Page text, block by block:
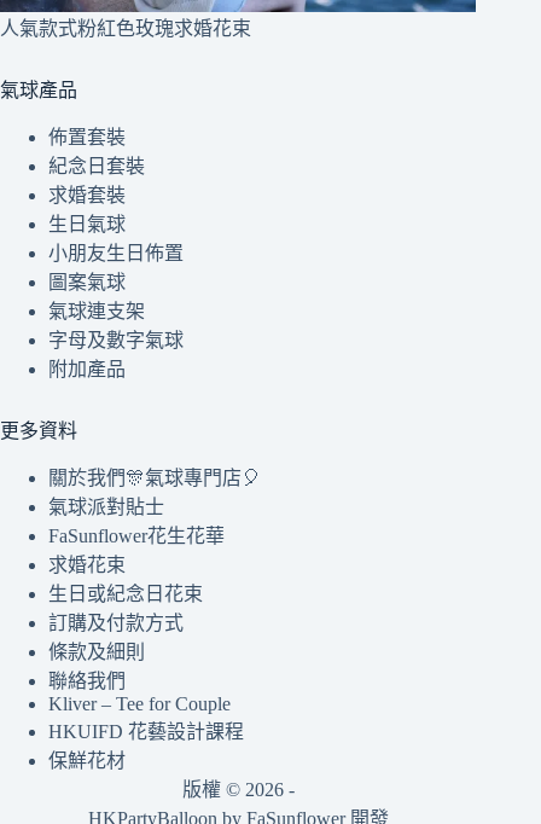
人氣款式粉紅色玫瑰求婚花束
氣球產品
佈置套裝
紀念日套裝
求婚套裝
生日氣球
小朋友生日佈置
圖案氣球
氣球連支架
字母及數字氣球
附加產品
更多資料
關於我們🎊氣球專門店🎈
氣球派對貼士
FaSunflower花生花華
求婚花束
生日或紀念日花束
訂購及付款方式
條款及細則
聯絡我們
Kliver – Tee for Couple
HKUIFD 花藝設計課程
保鮮花材
版權 © 2026 -
HKPartyBalloon by FaSunflower開發